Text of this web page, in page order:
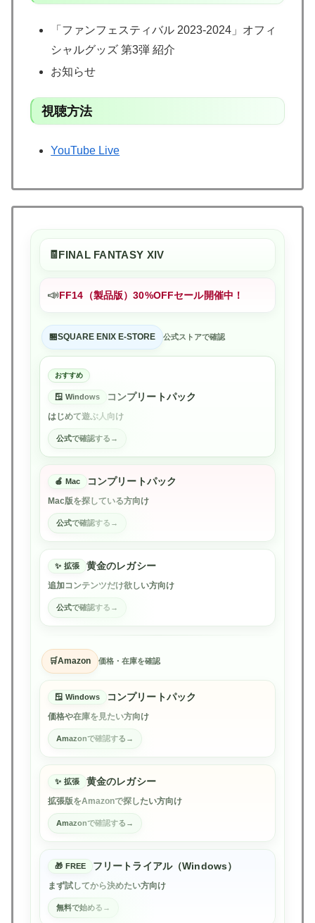
「ファンフェスティバル 2023-2024」オフィ
シャルグッズ 第3弾 紹介
お知らせ
視聴方法
YouTube Live
FINAL FANTASY XIV
📣FF14（製品版）30%OFFセール開催中！
SQUARE ENIX E-STORE 公式ストアで確認
おすすめ
Windows コンプリートパック
はじめて遊ぶ人向け
公式で確認する
Mac コンプリートパック
Mac版を探している方向け
公式で確認する
拡張 黄金のレガシー
追加コンテンツだけ欲しい方向け
公式で確認する
Amazon 価格・在庫を確認
Windows コンプリートパック
価格や在庫を見たい方向け
Amazonで確認する
拡張 黄金のレガシー
拡張版をAmazonで探したい方向け
Amazonで確認する
FREE フリートライアル（Windows）
まず試してから決めたい方向け
無料で始める